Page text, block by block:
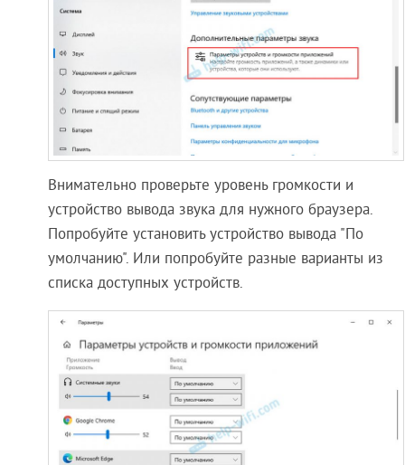
Внимательно проверьте уровень громкости и
устройство вывода звука для нужного браузера.
Попробуйте установить устройство вывода "По
умолчанию". Или попробуйте разные варианты из
списка доступных устройств.